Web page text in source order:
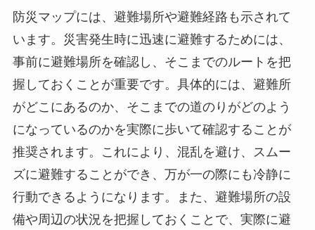
防災マップには、避難場所や避難経路も示されて
います。災害発生時に迅速に避難するためには、
事前に避難場所を確認し、そこまでのルートを把
握しておくことが重要です。具体的には、避難所
がどこにあるのか、そこまでの道のりがどのよう
になっているのかを実際に歩いて確認することが
推奨されます。これにより、混乱を避け、スムー
ズに避難することができ、万が一の際にも冷静に
行動できるようになります。また、避難場所の設
備や周辺の状況を把握しておくことで、実際に避